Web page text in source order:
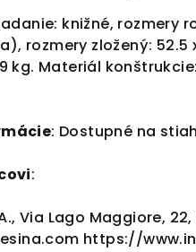
knižné, rozmery
rozmery zložený: 52.5
kg. Materiál
: Dostupné na
:
Via Lago Maggiore,
https://